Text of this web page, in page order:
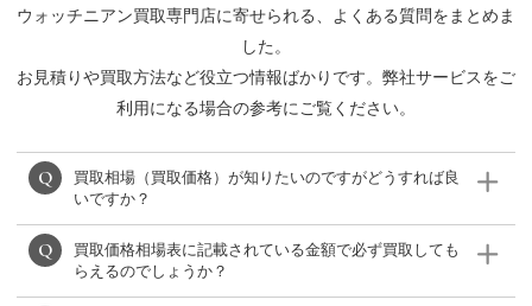
ウォッチニアン買取専門店に寄せられる、よくある質問をまとめま
した。
お見積りや買取方法など役立つ情報ばかりです。弊社サービスをご
利用になる場合の参考にご覧ください。
買取相場（買取価格）が知りたいのですがどうすれば良
いですか？
バーバリーの買取相場表をご確認ください。
※(買取相場表がない場合)モデルによって買取価格が異な
買取価格相場表に記載されている金額で必ず買取しても
らえるのでしょうか？